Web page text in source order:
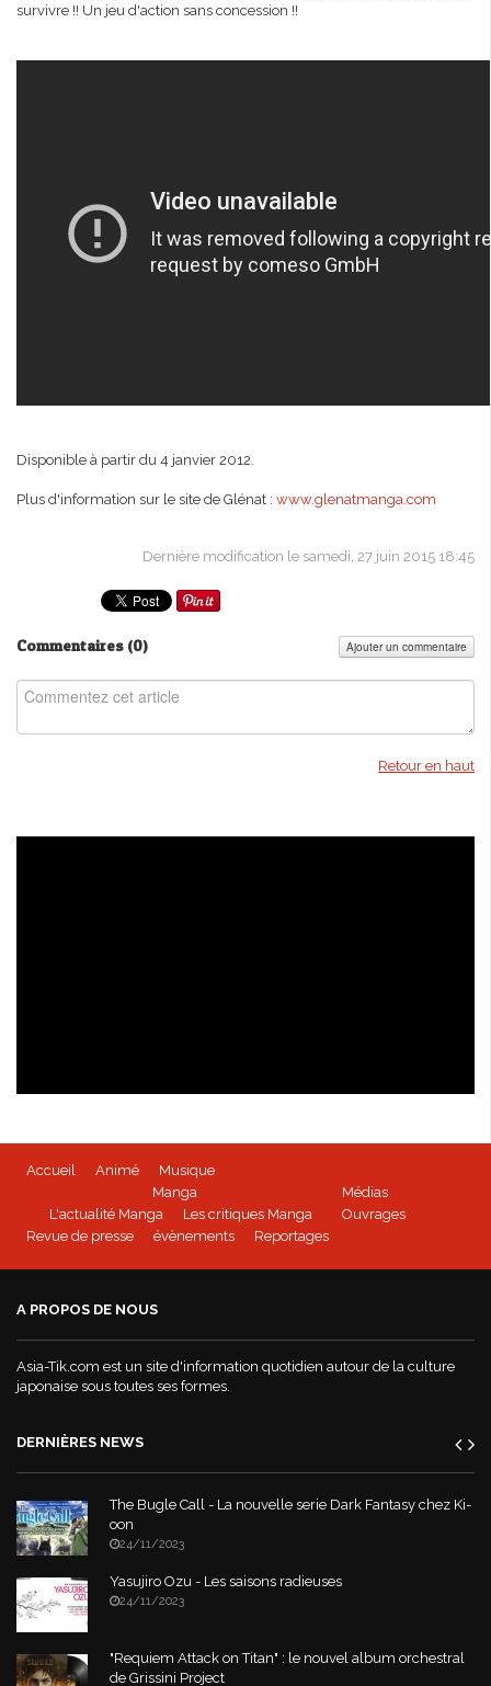
survivre !! Un jeu d'action sans concession !!
Disponible à partir du 4 janvier 2012.
Plus d'information sur le site de Glénat : www.glenatmanga.com
Dernière modification le samedi, 27 juin 2015 18:45
Commentaires (0) Ajouter un commentaire
Retour en haut
BEYBLADE BURST - Tome 1 disponible
Accueil Animé
Musique
Manga
L'actualité Manga
Les critiques Manga
Médias
Ouvrages
Revue de presse
évènements Reportages
A PROPOS DE NOUS
Asia-Tik.com est un site d'information quotidien autour de la culture
japonaise sous toutes ses formes.
DERNIÈRES NEWS
The Bugle Call - La nouvelle serie Dark Fantasy chez Ki-
oon
24/11/2023
Yasujiro Ozu - Les saisons radieuses
24/11/2023
"Requiem Attack on Titan" : le nouvel album orchestral
de Grissini Project